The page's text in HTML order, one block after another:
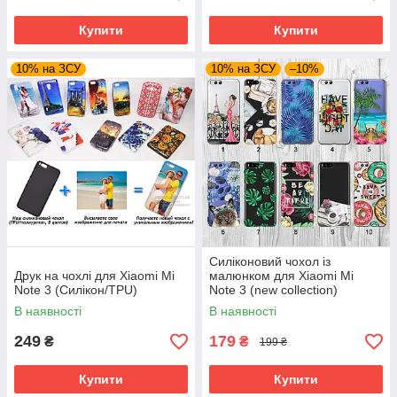
Купити Купити
10% на ЗСУ
Друк на чохлі для Xiaomi Mi
Note 3 (Силікон/TPU)
В наявності
249 ₴
Купити
10% на ЗСУ –10%
Силіконовий чохол із
малюнком для Xiaomi Mi
Note 3 (new collection)
В наявності
179 ₴ 199 ₴
Купити